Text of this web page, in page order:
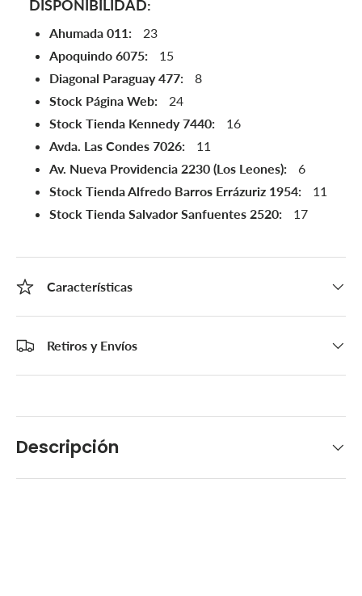
DISPONIBILIDAD:
Ahumada 011:
23
Apoquindo 6075:
15
Diagonal Paraguay 477:
8
Stock Página Web:
24
Stock Tienda Kennedy 7440:
16
Avda. Las Condes 7026:
11
Av. Nueva Providencia 2230 (Los Leones):
6
Stock Tienda Alfredo Barros Errázuriz 1954:
11
Stock Tienda Salvador Sanfuentes 2520:
17
Características
Retiros y Envíos
Descripción